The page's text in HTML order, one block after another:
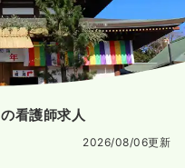
の看護師求人
2026/08/06更新